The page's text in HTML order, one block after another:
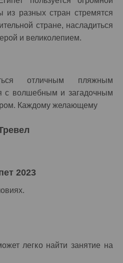
из разных стран стремятся
стране, насладиться
и великолепием.
отличным пляжным
с волшебным и загадочным
Каждому желающему
2023
легко найти занятие на